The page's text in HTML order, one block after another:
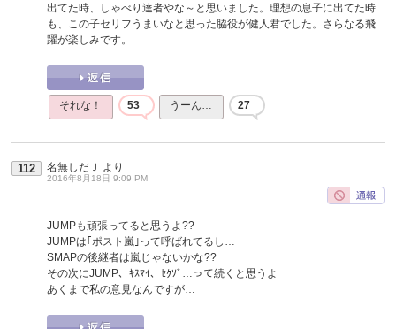
出てた時、しゃべり達者やな～と思いました。理想の息子に出てた時
も、この子セリフうまいなと思った脇役が健人君でした。さらなる飛
躍が楽しみです。
それな！ 53 うーん… 27
112 名無しだＪ より
2016年8月18日 9:09 PM
JUMPも頑張ってると思うよ??
JUMPは｢ポスト嵐｣って呼ばれてるし…
SMAPの後継者は嵐じゃないかな??
その次にJUMP、ｷｽﾏｲ、ｾｸｿﾞ…って続くと思うよ
あくまで私の意見なんですが…